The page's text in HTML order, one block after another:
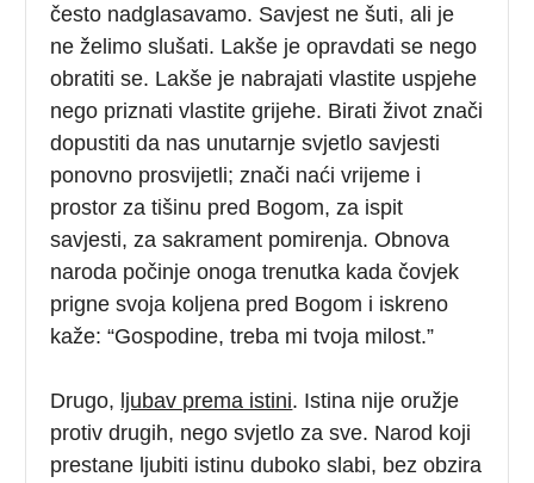
često nadglasavamo. Savjest ne šuti, ali je
ne želimo slušati. Lakše je opravdati se nego
obratiti se. Lakše je nabrajati vlastite uspjehe
nego priznati vlastite grijehe. Birati život znači
dopustiti da nas unutarnje svjetlo savjesti
ponovno prosvijetli; znači naći vrijeme i
prostor za tišinu pred Bogom, za ispit
savjesti, za sakrament pomirenja. Obnova
naroda počinje onoga trenutka kada čovjek
prigne svoja koljena pred Bogom i iskreno
kaže: “Gospodine, treba mi tvoja milost.”
Drugo, ljubav prema istini. Istina nije oružje
protiv drugih, nego svjetlo za sve. Narod koji
prestane ljubiti istinu duboko slabi, bez obzira